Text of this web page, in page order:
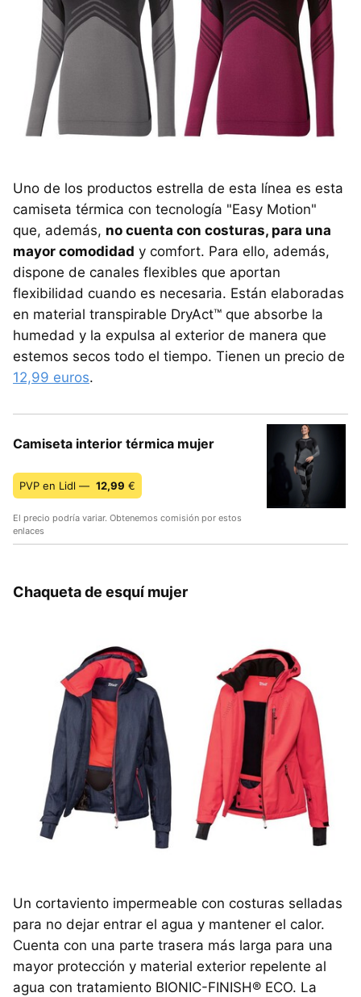
Uno de los productos estrella de esta línea es esta
camiseta térmica con tecnología "Easy Motion"
que, además, no cuenta con costuras, para una
mayor comodidad y comfort. Para ello, además,
dispone de canales flexibles que aportan
flexibilidad cuando es necesaria. Están elaboradas
en material transpirable DryAct™ que absorbe la
humedad y la expulsa al exterior de manera que
estemos secos todo el tiempo. Tienen un precio de
12,99 euros.
Camiseta interior térmica mujer
PVP en Lidl — 12,99 €
El precio podría variar. Obtenemos comisión por estos
enlaces
Chaqueta de esquí mujer
Un cortaviento impermeable con costuras selladas
para no dejar entrar el agua y mantener el calor.
Cuenta con una parte trasera más larga para una
mayor protección y material exterior repelente al
agua con tratamiento BIONIC-FINISH® ECO. La